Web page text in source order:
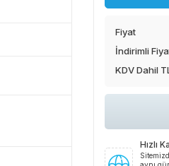
Fiyat
İndirimli
KDV Dahil
Hızlı